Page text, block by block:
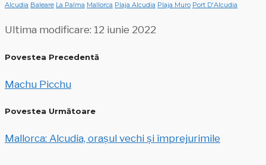
Alcudia Baleare La Palma Mallorca Plaja Alcudia Plaja Muro Port D'Alcudia
Ultima modificare: 12 iunie 2022
Povestea Precedentă
Machu Picchu
Povestea Următoare
Mallorca: Alcudia, orașul vechi și împrejurimile